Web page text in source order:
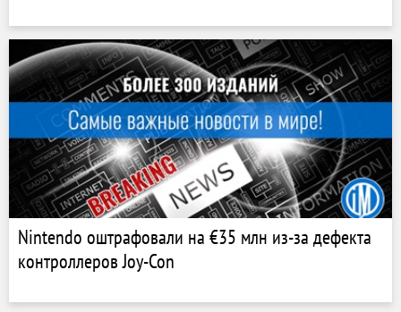
Nintendo оштрафовали на €35 млн из-за дефекта
контроллеров Joy-Con